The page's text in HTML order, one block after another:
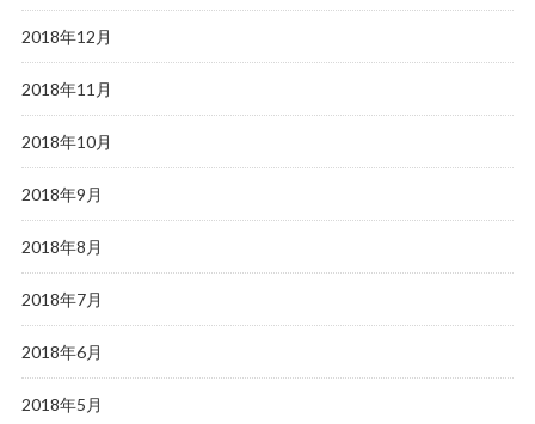
2018年12月
2018年11月
2018年10月
2018年9月
2018年8月
2018年7月
2018年6月
2018年5月